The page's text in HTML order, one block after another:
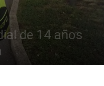
de 14 años